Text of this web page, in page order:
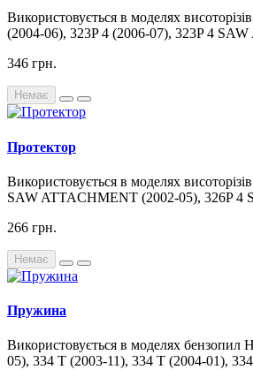
Використовується в моделях
(2004-06), 323P 4 (2006-07), 323P 4
346 грн.
Немає
Протектор
Використовується в моделях
SAW ATTACHMENT (2002-05), 326P 4
266 грн.
Немає
Пружина
Використовується в моделях бензопил
05), 334 T (2003-11), 334 T (2004-01),